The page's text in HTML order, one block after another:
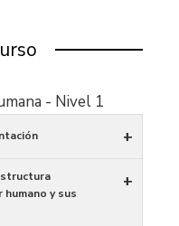
- Nivel 1
+
y sus
+